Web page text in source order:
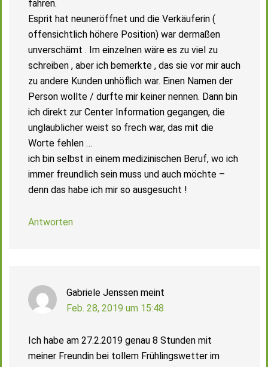
fahren.
Esprit hat neuneröffnet und die Verkäuferin (
offensichtlich höhere Position) war dermaßen
unverschämt . Im einzelnen wäre es zu viel zu
schreiben , aber ich bemerkte , das sie vor mir auch
zu andere Kunden unhöflich war. Einen Namen der
Person wollte / durfte mir keiner nennen. Dann bin
ich direkt zur Center Information gegangen, die
unglaublicher weist so frech war, das mit die
Worte fehlen …
ich bin selbst in einem medizinischen Beruf, wo ich
immer freundlich sein muss und auch möchte –
denn das habe ich mir so ausgesucht !
Antworten
Gabriele Jenssen meint
Feb. 28, 2019 um 15:48
Ich habe am 27.2.2019 genau 8 Stunden mit
meiner Freundin bei tollem Frühlingswetter im